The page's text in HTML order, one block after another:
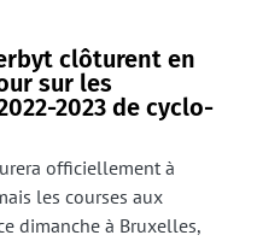
clôturent en
sur les
2023 de cyclo-
officiellement à
les courses aux
dimanche à Bruxelles,